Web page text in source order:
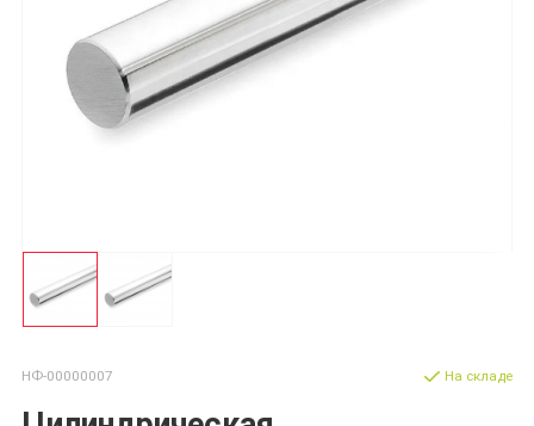
НФ-00000007 На складе